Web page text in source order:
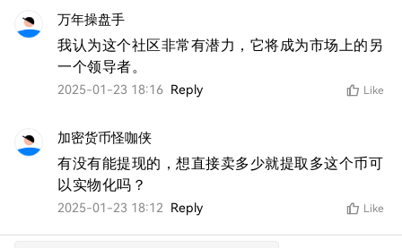
万年操盘手
我认为这个社区非常有潜力，它将成为市场上的另
一个领导者。
2025-01-23 18:16 Reply Like
加密货币怪咖侠
有没有能提现的，想直接卖多少就提取多这个币可
以实物化吗？
2025-01-23 18:12 Reply Like